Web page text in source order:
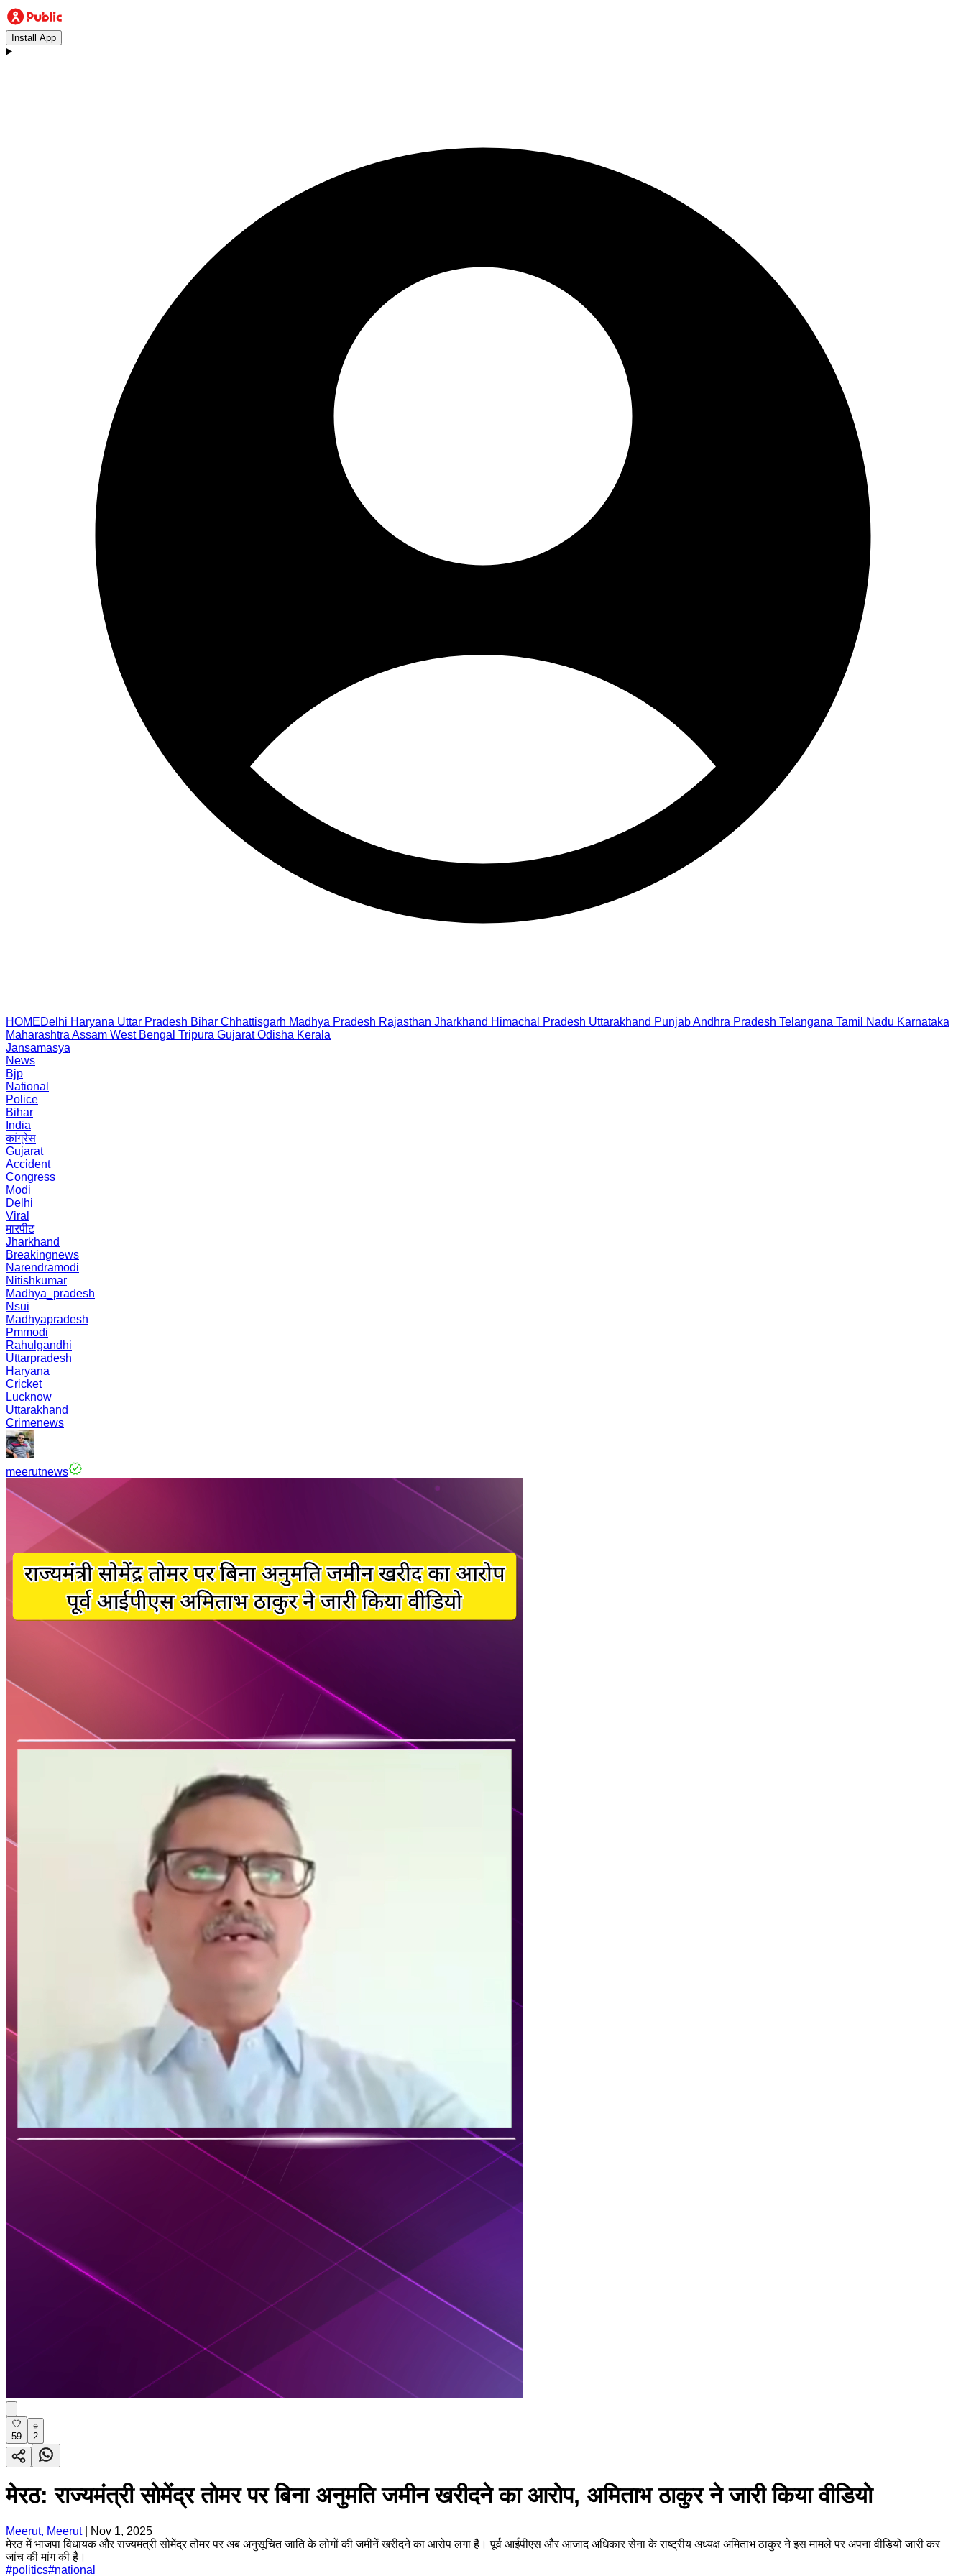
Install App
HOMEDelhi Haryana Uttar Pradesh Bihar Chhattisgarh Madhya Pradesh Rajasthan Jharkhand Himachal Pradesh Uttarakhand PunjabAndhra Pradesh Telangana Tamil Nadu Karnataka
Maharashtra Assam West Bengal Tripura Gujarat Odisha Kerala
Jansamasya
News
Bjp
National
Police
Bihar
India
कांग्रेस
Gujarat
Accident
Congress
Modi
Delhi
Viral
मारपीट
Jharkhand
Breakingnews
Narendramodi
Nitishkumar
Madhya_pradesh
Nsui
Madhyapradesh
Pmmodi
Rahulgandhi
Uttarpradesh
Haryana
Cricket
Lucknow
Uttarakhand
Crimenews
meerutnews
59 2
मेरठ: राज्यमंत्री सोमेंद्र तोमर पर बिना अनुमति जमीन खरीदने का आरोप, अमिताभ ठाकुर ने जारी किया वीडियो
Meerut, Meerut|
Nov 1, 2025
मेरठ में भाजपा विधायक और राज्यमंत्री सोमेंद्र तोमर पर अब अनुसूचित जाति के लोगों की जमीनें खरीदने का आरोप लगा है। पूर्व आईपीएस और आजाद अधिकार सेना के राष्ट्रीय अध्यक्ष अमिताभ ठाकुर ने इस मामले पर अपना वीडियो जारी कर
जांच की मांग की है।
#politics#national